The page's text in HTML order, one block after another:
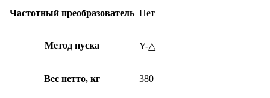
Частотный преобразователь Нет
Метод пуска Y-△
Вес нетто, кг 380